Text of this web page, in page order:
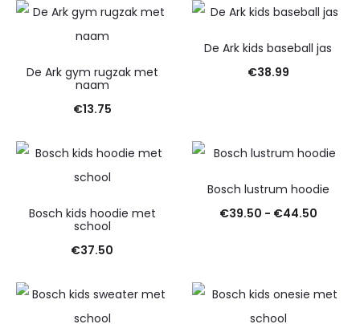
De Ark gym rugzak met
naam
€13.75
De Ark kids baseball jas
€38.99
Bosch kids hoodie met
school
€37.50
Bosch lustrum hoodie
€39.50 - €44.50